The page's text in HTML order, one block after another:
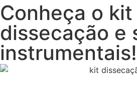
Conheça o kit
dissecação e
instrumentais!